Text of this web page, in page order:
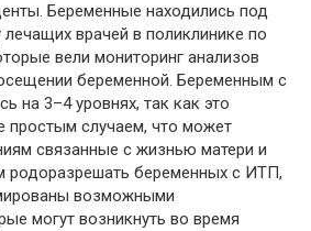
Беременные находились под
врачей в поликлинике по
вели мониторинг анализов
беременной. Беременным с
на 3–4 уровнях, так как это
простым случаем, что может
связанные с жизнью матери и
родоразрешать беременных с ИТП,
возможными
могут возникнуть во время